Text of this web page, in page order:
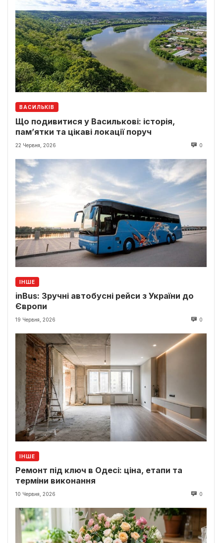
ВАСИЛЬКІВ
Що подивитися у Василькові: історія,
пам’ятки та цікаві локації поруч
22 Червня, 2026 0
ІНШЕ
inBus: Зручні автобусні рейси з України до
Європи
19 Червня, 2026 0
ІНШЕ
Ремонт під ключ в Одесі: ціна, етапи та
терміни виконання
10 Червня, 2026 0